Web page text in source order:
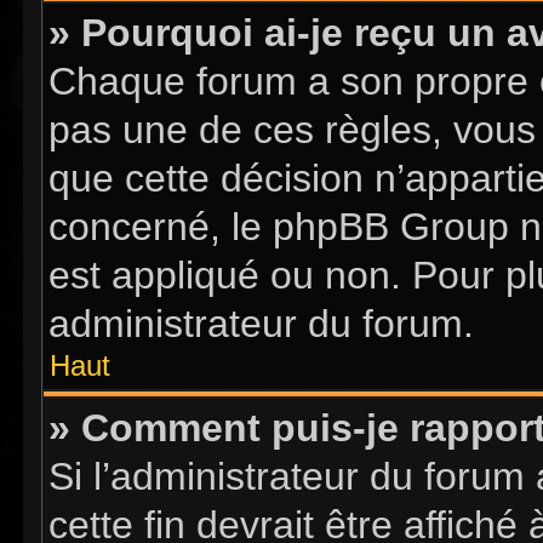
» Pourquoi ai-je reçu un
Chaque forum a son
pas une de ces règles,
que cette décision
concerné, le phpBB Group
est appliqué ou non. Pour
administrateur du forum.
Haut
» Comment puis-je
Si l’administrateur du
cette fin devrait être affiché